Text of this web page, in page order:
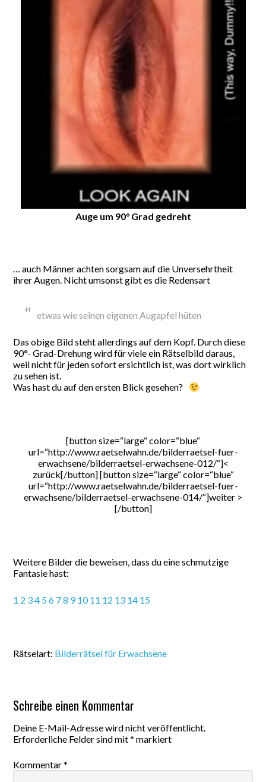
Auge um 90° Grad gedreht
… auch Männer achten sorgsam auf die Unversehrtheit
ihrer Augen. Nicht umsonst gibt es die Redensart
etwas wie seinen eigenen Augapfel hüten
Das obige Bild steht allerdings auf dem Kopf. Durch diese
90°- Grad-Drehung wird für viele ein Rätselbild daraus,
weil nicht für jeden sofort ersichtlich ist, was dort wirklich
zu sehen ist.
Was hast du auf den ersten Blick gesehen?
[button size=“large“ color=“blue“
url=“http://www.raetselwahn.de/bilderraetsel-fuer-
erwachsene/bilderraetsel-erwachsene-012/“]<
zurück[/button] [button size=“large“ color=“blue“
url=“http://www.raetselwahn.de/bilderraetsel-fuer-
erwachsene/bilderraetsel-erwachsene-014/“]weiter >
[/button]
Weitere Bilder die beweisen, dass du eine schmutzige
Fantasie hast:
1 2 34 5 6 78 91011 12 13 14 15
Rätselart: Bilderrätsel für Erwachsene
Schreibe einen Kommentar
Deine E-Mail-Adresse wird nicht veröffentlicht.
Erforderliche Felder sind mit* markiert
Kommentar*